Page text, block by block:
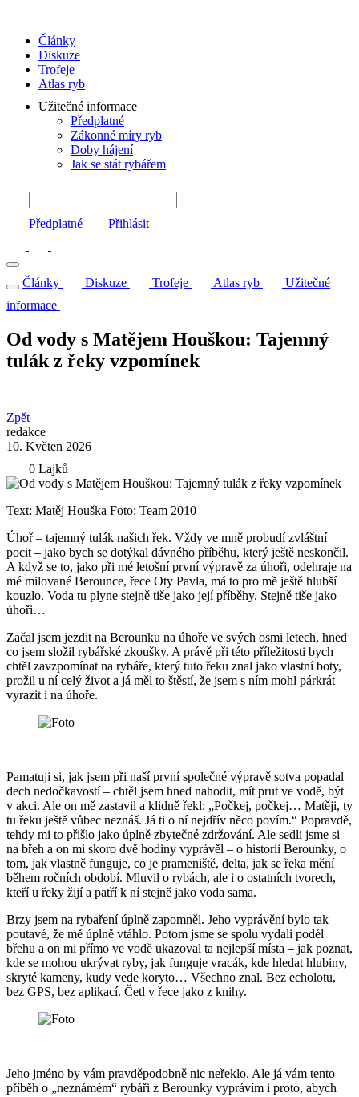
Články
Diskuze
Trofeje
Atlas ryb
Užitečné informace
Předplatné
Zákonné míry ryb
Doby hájení
Jak se stát rybářem
Předplatné Přihlásit
Články Diskuze Trofeje Atlas ryb
Užitečné
informace
Od vody s Matějem Houškou: Tajemný
tulák z řeky vzpomínek
Zpět
redakce
10. Květen 2026
0 Lajků
Text: Matěj Houška Foto: Team 2010
Úhoř – tajemný tulák našich řek. Vždy ve mně probudí zvláštní
pocit – jako bych se dotýkal dávného příběhu, který ještě neskončil.
A když se to, jako při mé letošní první výpravě za úhoři, odehraje na
mé milované Berounce, řece Oty Pavla, má to pro mě ještě hlubší
kouzlo. Voda tu plyne stejně tiše jako její příběhy. Stejně tiše jako
úhoři…
Začal jsem jezdit na Berounku na úhoře ve svých osmi letech, hned
co jsem složil rybářské zkoušky. A právě při této příležitosti bych
chtěl zavzpomínat na rybáře, který tuto řeku znal jako vlastní boty,
prožil u ní celý život a já měl to štěstí, že jsem s ním mohl párkrát
vyrazit i na úhoře.
Pamatuji si, jak jsem při naší první společné výpravě sotva popadal
dech nedočkavostí – chtěl jsem hned nahodit, mít prut ve vodě, být
v akci. Ale on mě zastavil a klidně řekl: „Počkej, počkej… Matěji, ty
tu řeku ještě vůbec neznáš. Já ti o ní nejdřív něco povím.“ Popravdě,
tehdy mi to přišlo jako úplně zbytečné zdržování. Ale sedli jsme si
na břeh a on mi skoro dvě hodiny vyprávěl – o historii Berounky, o
tom, jak vlastně funguje, co je prameniště, delta, jak se řeka mění
během ročních období. Mluvil o rybách, ale i o ostatních tvorech,
kteří u řeky žijí a patří k ní stejně jako voda sama.
Brzy jsem na rybaření úplně zapomněl. Jeho vyprávění bylo tak
poutavé, že mě úplně vtáhlo. Potom jsme se spolu vydali podél
břehu a on mi přímo ve vodě ukazoval ta nejlepší místa – jak poznat,
kde se mohou ukrývat ryby, jak funguje vracák, kde hledat hlubiny,
skryté kameny, kudy vede koryto… Všechno znal. Bez echolotu,
bez GPS, bez aplikací. Četl v řece jako z knihy.
Jeho jméno by vám pravděpodobně nic neřeklo. Ale já vám tento
příběh o „neznámém“ rybáři z Berounky vyprávím i proto, abych